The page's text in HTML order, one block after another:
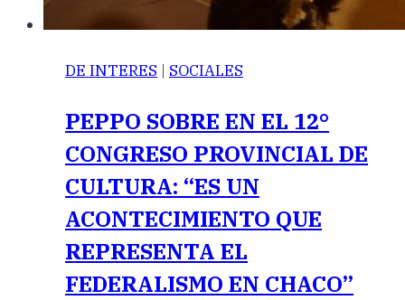
DE INTERES | SOCIALES
PEPPO SOBRE EN EL 12°
CONGRESO PROVINCIAL DE
CULTURA: “ES UN
ACONTECIMIENTO QUE
REPRESENTA EL
FEDERALISMO EN CHACO”